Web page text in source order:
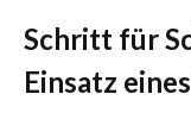
Schritt für
Einsatz